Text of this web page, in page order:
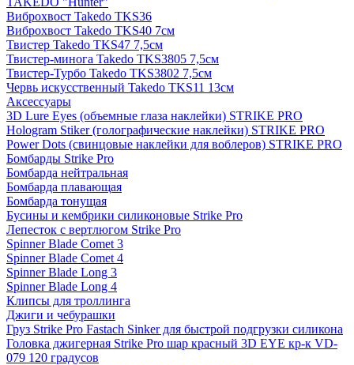
Виброхвост Takedo TKS36
Виброхвост Takedo TKS40 7см
Твистер Takedo TKS47 7,5см
Твистер-минога Takedo TKS3805 7,5см
Твистер-Турбо Takedo TKS3802 7,5см
Червь искусственный Takedo TKS11 13см
Аксессуары
3D Lure Eyes (объемные глаза наклейки) STRIKE PRO
Hologram Stiker (голографические наклейки) STRIKE PRO
Power Dots (свинцовые наклейки для воблеров) STRIKE PRO
Бомбарды Strike Pro
Бомбарда нейтральная
Бомбарда плавающая
Бомбарда тонущая
Бусины и кембрики силиконовые Strike Pro
Лепесток с вертлюгом Strike Pro
Spinner Blade Comet 3
Spinner Blade Comet 4
Spinner Blade Long 3
Spinner Blade Long 4
Клипсы для троллинга
Джиги и чебурашки
Груз Strike Pro Fastach Sinker для быстрой подгрузки силикона
Головка джигерная Strike Pro шар красный 3D EYE кр-к VD-
079 120 градусов